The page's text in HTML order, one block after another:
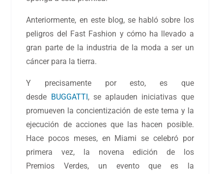
Anteriormente, en este blog, se habló sobre los
peligros del Fast Fashion y cómo ha llevado a
gran parte de la industria de la moda a ser un
cáncer para la tierra.
Y precisamente por esto, es que
desde BUGGATTI, se aplauden iniciativas que
promueven la concientización de este tema y la
ejecución de acciones que las hacen posible.
Hace pocos meses, en Miami se celebró por
primera vez, la novena edición de los
PremiosVerdes, un evento que es la